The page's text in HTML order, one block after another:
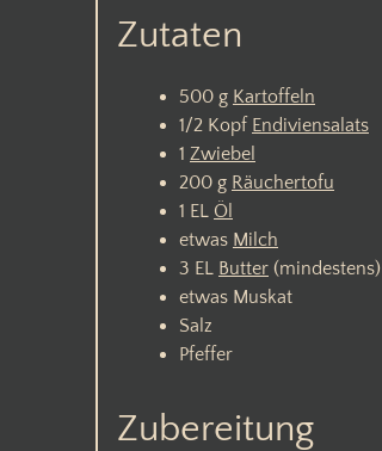
Zutaten
500 g Kartoffeln
1/2 Kopf Endiviensalats
1 Zwiebel
200 g Räuchertofu
1 EL Öl
etwas Milch
3 EL Butter (mindestens)
etwas Muskat
Salz
Pfeffer
Zubereitung